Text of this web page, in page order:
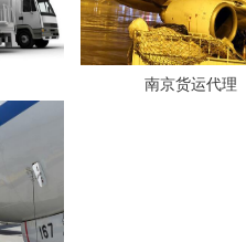
南京货运代理